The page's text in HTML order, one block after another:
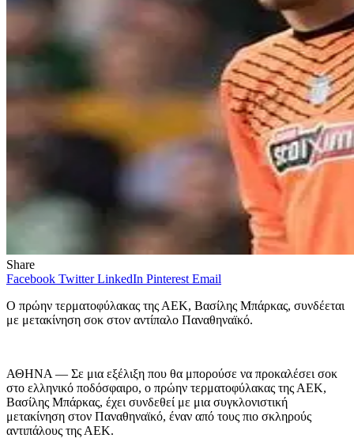
Share
Facebook Twitter LinkedIn Pinterest Email
Ο πρώην τερματοφύλακας της ΑΕΚ, Βασίλης Μπάρκας, συνδέεται
με μετακίνηση σοκ στον αντίπαλο Παναθηναϊκό.
ΑΘΗΝΑ — Σε μια εξέλιξη που θα μπορούσε να προκαλέσει σοκ
στο ελληνικό ποδόσφαιρο, ο πρώην τερματοφύλακας της ΑΕΚ,
Βασίλης Μπάρκας, έχει συνδεθεί με μια συγκλονιστική
μετακίνηση στον Παναθηναϊκό, έναν από τους πιο σκληρούς
αντιπάλους της ΑΕΚ.